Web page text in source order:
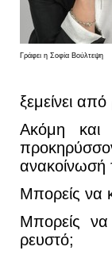
Γράφει η Σοφία Βούλτεψη
ξεμείνει από
Ακόμη και
ανακοίνωσή
Μπορείς να
Μπορείς
ρευστό;